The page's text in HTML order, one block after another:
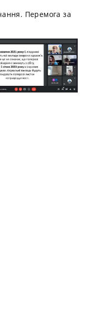
Перемога за